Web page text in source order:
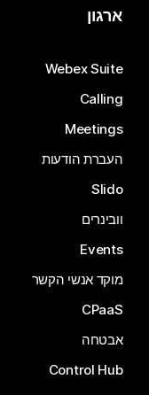
ארגון
Webex Suite
Calling
Meetings
העברת הודעות
Slido
וובינרים
Events
מוקד אנשי הקשר
CPaaS
אבטחה
Control Hub